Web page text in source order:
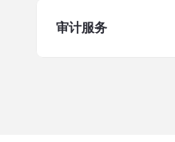
审计服务